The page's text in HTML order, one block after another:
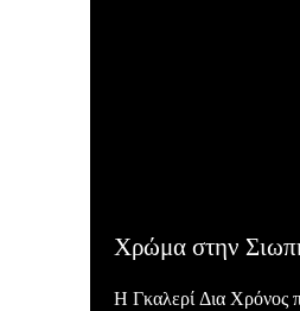
Χρώμα στην
Η Γκαλερί Δια Χρόνος